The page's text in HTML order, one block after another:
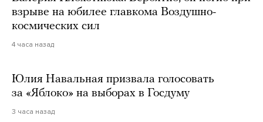
взрыве на юбилее главкома Воздушно-
космических сил
4 часа назад
Юлия Навальная призвала голосовать
за «Яблоко» на выборах в Госдуму
3 часа назад